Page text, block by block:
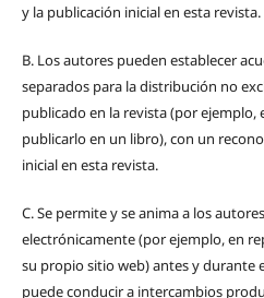
y la publicación inicial en esta revista.
B. Los autores pueden establecer
separados para la distribución no
publicado en la revista (por
publicarlo en un libro), con un
inicial en esta revista.
C.Se permite y se anima a los
electrónicamente (por ejemplo, en
su propio sitio web) antes y durante
puede conducir a intercambios